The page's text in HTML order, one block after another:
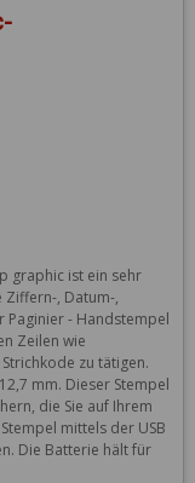
graphic ist ein sehr
, Datum-,
Paginier - Handstempel
Zeilen wie
zu tätigen.
mm. Dieser Stempel
die Sie auf Ihrem
mittels der USB
Die Batterie hält für